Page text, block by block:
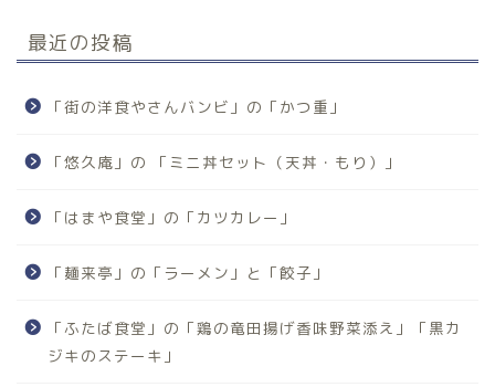
最近の投稿
「街の洋食やさんバンビ」の「かつ重」
「悠久庵」の 「ミニ丼セット（天丼・もり）」
「はまや食堂」の「カツカレー」
「麺来亭」の「ラーメン」と「餃子」
「ふたば食堂」の「鶏の竜田揚げ香味野菜添え」「黒カ
ジキのステーキ」